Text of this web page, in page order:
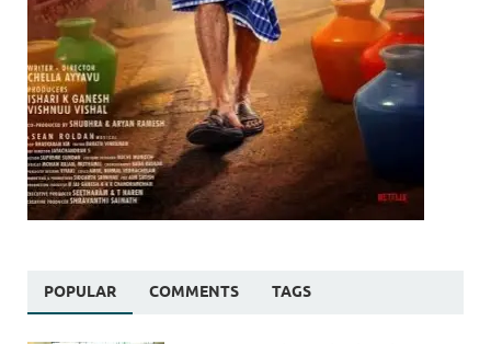
POPULAR COMMENTS TAGS